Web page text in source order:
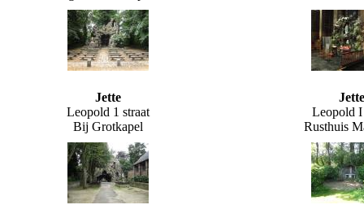
Jette
Leopold 1 straat
Bij Grotkapel
Jette
Leopold I
Rusthuis